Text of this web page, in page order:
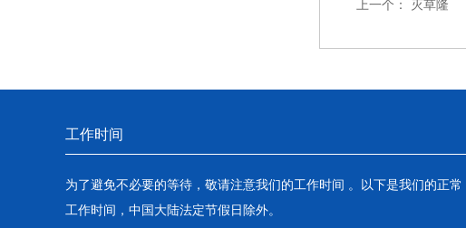
上一个： 灭草隆
工作时间
为了避免不必要的等待，敬请注意我们的工作时间 。以下是我们的正常
工作时间，中国大陆法定节假日除外。